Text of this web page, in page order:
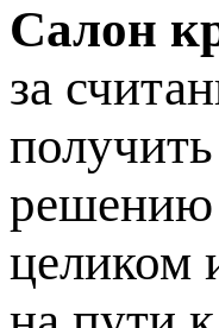
Салон
за
решению
целиком